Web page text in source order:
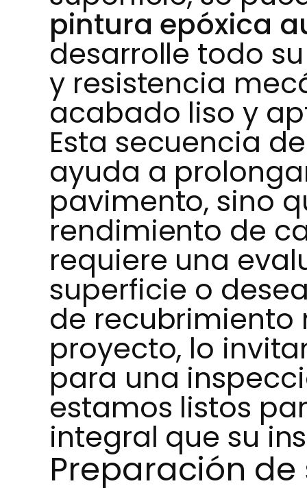
pintura epóxica
desarrolle todo
y resistencia
acabado liso y
Esta secuencia
ayuda a
pavimento, sino
rendimiento de
requiere una
superficie o
de recubrimiento
proyecto, lo
para una
estamos listos
integral que su
Preparación